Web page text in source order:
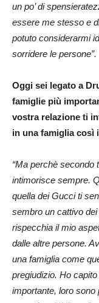
un po’ di
essere me stesso e
potuto considerarmi
sorridere le persone”.
Oggi sei legato a
famiglie più
vostra relazione ti
in una famiglia così
“Ma perchè secondo
intimorisce sempre.
quella dei Gucci ti
sembro un cattivo
rispecchia il mio
dalle altre persone.
una famiglia come
pregiudizio. Ho
importante, loro sono